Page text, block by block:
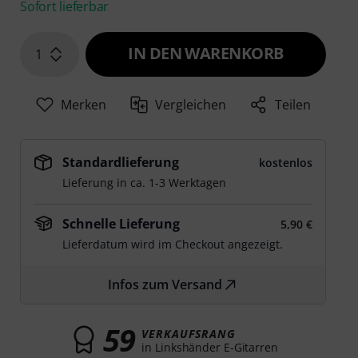
Sofort lieferbar
1 IN DEN WARENKORB
Merken Vergleichen Teilen
Standardlieferung
kostenlos
Lieferung in ca. 1-3 Werktagen
Schnelle Lieferung
5,90 €
Lieferdatum wird im Checkout angezeigt.
Infos zum Versand
59 VERKAUFSRANG
in Linkshänder E-Gitarren